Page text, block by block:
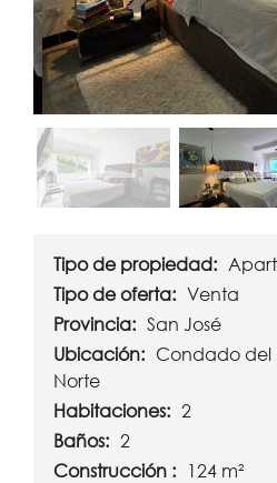
Tipo de propiedad:
Tipo de oferta: Venta
Provincia: San José
Ubicación: Condado del
Norte
Habitaciones: 2
Baños: 2
Construcción : 124 m²